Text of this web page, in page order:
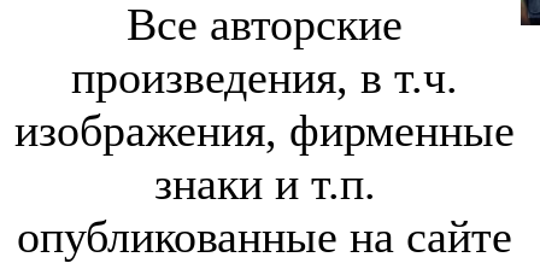
Все авторские
произведения, в т.ч.
изображения, фирменные
знаки и т.п.
опубликованные на сайте